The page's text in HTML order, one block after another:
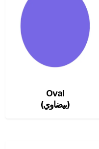
Oval
(بيضاوي)